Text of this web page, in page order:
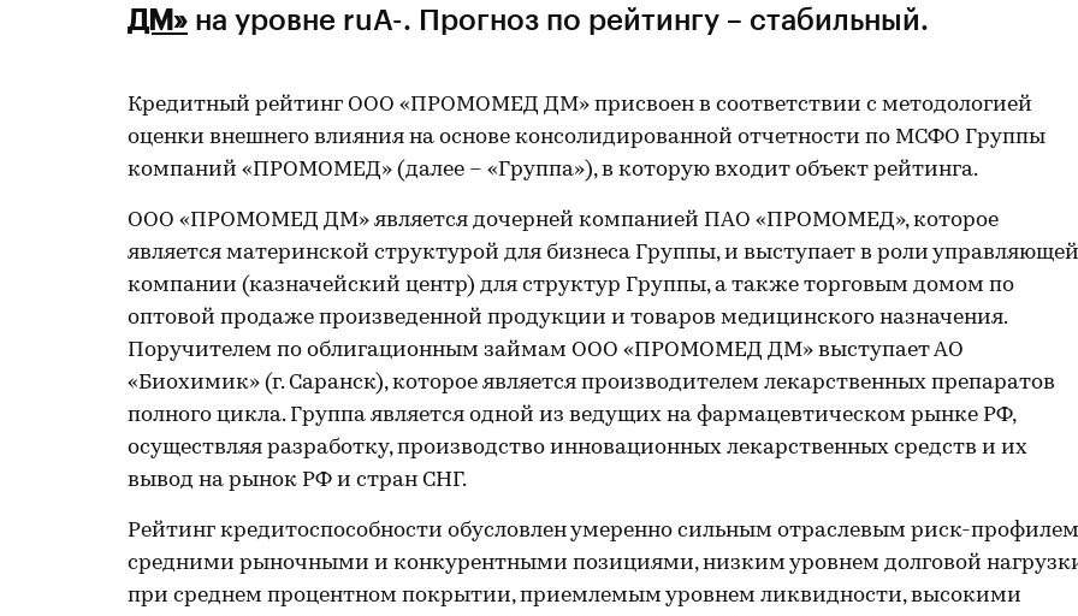
ДМ» на уровне ruA-. Прогноз по рейтингу – стабильный.
Кредитный рейтинг ООО «ПРОМОМЕД ДМ» присвоен в соответствии с методологией
оценки внешнего влияния на основе консолидированной отчетности по МСФО Группы
компаний «ПРОМОМЕД» (далее – «Группа»), в которую входит объект рейтинга.
ООО «ПРОМОМЕД ДМ» является дочерней компанией ПАО «ПРОМОМЕД», которое
является материнской структурой для бизнеса Группы, и выступает в роли управляющей
компании (казначейский центр) для структур Группы, а также торговым домом по
оптовой продаже произведенной продукции и товаров медицинского назначения.
Поручителем по облигационным займам ООО «ПРОМОМЕД ДМ» выступает АО
«Биохимик» (г. Саранск), которое является производителем лекарственных препаратов
полного цикла. Группа является одной из ведущих на фармацевтическом рынке РФ,
осуществляя разработку, производство инновационных лекарственных средств и их
вывод на рынок РФ и стран СНГ.
Рейтинг кредитоспособности обусловлен умеренно сильным отраслевым риск-
средними рыночными и конкурентными позициями, низким уровнем долговой
при среднем процентном покрытии, приемлемым уровнем ликвидности, высокими